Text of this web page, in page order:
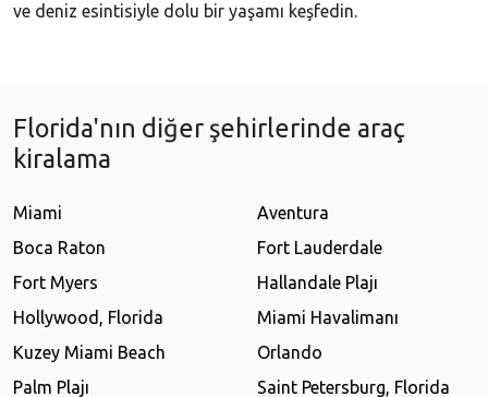
ve deniz esintisiyle dolu bir yaşamı keşfedin.
Florida'nın diğer şehirlerinde araç
kiralama
Miami
Aventura
Boca Raton
Fort Lauderdale
Fort Myers
Hallandale Plajı
Hollywood, Florida
Miami Havalimanı
Kuzey Miami Beach
Orlando
Palm Plajı
Saint Petersburg, Florida